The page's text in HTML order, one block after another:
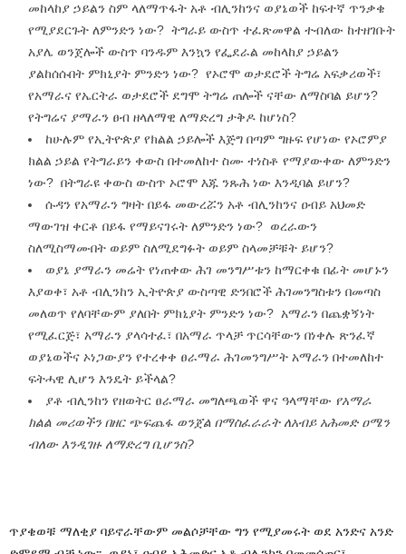
መከላከያ ኃይልን ስም ላለማጥፋት አቶ ብሊንከንና ወያኔወች ከፍተኛ ጥንቃቄ
የሚያደርጉት ለምንድን ነው? ትግራይ ውስጥ ተፈጽመዋል ተብለው ከተዘገቡት
አያሌ ወንጀሎች ውስጥ ባንዱም እንኳን የፌደራል መከላከያ ኃይልን
ያልከሰሱበት ምክኒያት ምንድን ነው? የኦሮሞ ወታደሮች ትግሬ አፍቃሪወች፣
የአማራና የኤርትራ ወታደሮች ደግሞ ትግሬ ጠሎች ናቸው ለማስባል ይሆን?
የትግሬና ያማራን ፀብ ዘላለማዊ ለማድረግ ታቅዶ ከሆነስ?
ከሁሉም የኢትዮጵያ የክልል ኃይሎች እጅግ በጣም ግዙፍ የሆነው የኦሮምያ
ክልል ኃይል የትግራይን ቀውስ በተመለከተ ስሙ ተነስቶ የማያውቀው ለምንድን
ነው? በትግራዩ ቀውስ ውስጥ ኦሮሞ እጁ ንጹሕ ነው እንዲባል ይሆን?
ሱዳን የአማራን ግዛት በይፋ መውረሯን አቶ ብሊንከንና ዐብይ አህመድ
ማውገዝ ቀርቶ በይፋ የማይናገሩት ለምንድን ነው? ወረራውን
ስለሚስማሙበት ወይም ስለሚደግፉት ወይም ስላመቻቹት ይሆን?
ወያኔ ያማራን መሬት የነጠቀው ሕገ መንግሥቱን ከማርቀቁ በፊት መሆኑን
እያወቀ፣ አቶ ብሊንከን ኢትዮጵያ ውስጣዊ ድንበሮች ሕገመንግስቱን በመጣስ
መለወጥ የለባቸውም ያለበት ምክኒያት ምንድን ነው? አማራን በጨቋኝነት
የሚፈርጅ፣ አማራን ያላሳተፈ፣ በአማራ ጥላቻ ጥርሳቸውን በነቀሉ ጽንፈኛ
ወያኔወችና ኦነጋውያን የተረቀቀ ፀራማራ ሕገመንግሥት አማራን በተመለከተ
ፍትሓዊ ሊሆን እንዴት ይችላል?
ያቶ ብሊንከን የዘወትር ፀራማራ መግለጫወች ዋና ዓላማቸው የአማራ
ክልል መሪወችን በዘር ጭፍጨፋ ወንጀል በማስፈራራት ለአብይ አሕመድ ዐሜን
ብለው እንዲገዙ ለማድረግ ቢሆንስ?
ጥያቄወቹ ማለቂያ ባይኖራቸውም መልሶቻቸው ግን የሚያመሩት ወደ አንድና አንድ